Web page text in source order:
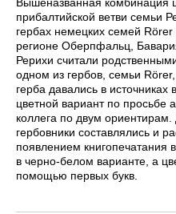
Вышеназванная комбинация
прибалтийской ветви семьи
гербах немецких семей
регионе Оберпфальц,
Рерихи считали
одном из гербов, семьи
герба давались в
цветной вариант по просьбе
коллега по двум
гербовники составлялись и
появлением книгопечатания
в черно-белом варианте, а
помощью первых букв.